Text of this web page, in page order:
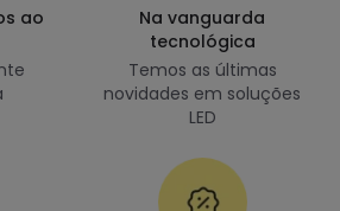
ao
Na vanguarda
tecnológica
Temos as últimas
novidades em soluções
LED